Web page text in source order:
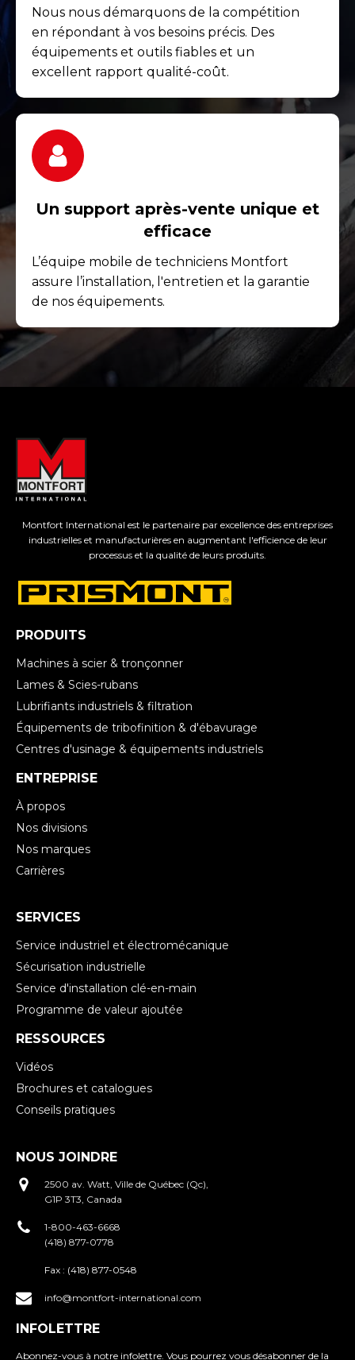
Nous nous démarquons de la compétition
en répondant à vos besoins précis. Des
équipements et outils fiables et un
excellent rapport qualité-coût.
Un support après-vente unique et
efficace
L’équipe mobile de techniciens Montfort
assure l’installation, l'entretien et la garantie
de nos équipements.
Montfort International est le partenaire par excellence des entreprises
industrielles et manufacturières en augmentant l'efficience de leur
processus et la qualité de leurs produits.
PRODUITS
Machines à scier & tronçonner
Lames & Scies-rubans
Lubrifiants industriels & filtration
Équipements de tribofinition & d'ébavurage
Centres d'usinage & équipements industriels
ENTREPRISE
À propos
Nos divisions
Nos marques
Carrières
SERVICES
Service industriel et électromécanique
Sécurisation industrielle
Service d'installation clé-en-main
Programme de valeur ajoutée
RESSOURCES
Vidéos
Brochures et catalogues
Conseils pratiques
NOUS JOINDRE
2500 av. Watt, Ville de Québec (Qc),
G1P 3T3, Canada
1-800-463-6668
(418) 877-0778
Fax : (418) 877-0548
info@montfort-international.com
INFOLETTRE
Abonnez-vous à notre infolettre. Vous pourrez vous désabonner de la